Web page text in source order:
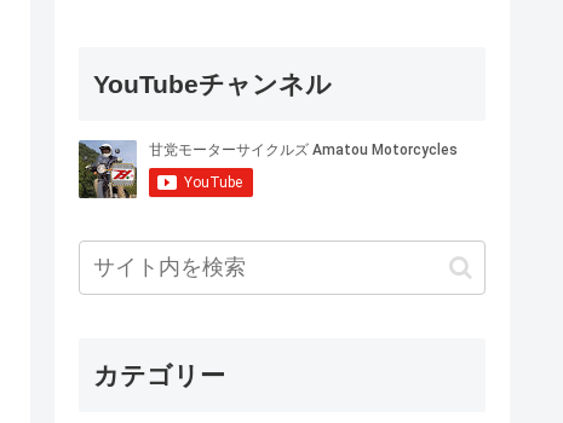
YouTubeチャンネル
カテゴリー